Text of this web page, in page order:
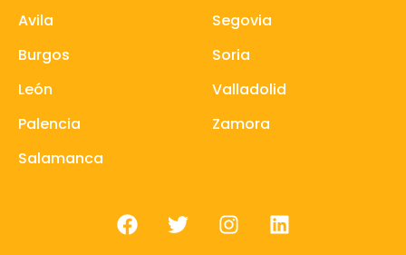
Avila
Burgos
León
Palencia
Salamanca
Segovia
Soria
Valladolid
Zamora